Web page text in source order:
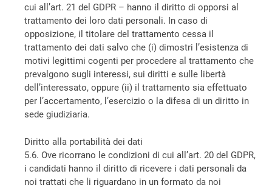
cui all’art. 21 del GDPR – hanno il diritto di opporsi al
trattamento dei loro dati personali. In caso di
opposizione, il titolare del trattamento cessa il
trattamento dei dati salvo che (i) dimostri l’esistenza di
motivi legittimi cogenti per procedere al trattamento che
prevalgono sugli interessi, sui diritti e sulle libertà
dell’interessato, oppure (ii) il trattamento sia effettuato
per l’accertamento, l’esercizio o la difesa di un diritto in
sede giudiziaria.
Diritto alla portabilità dei dati
5.6. Ove ricorrano le condizioni di cui all’art. 20 del GDPR,
i candidati hanno il diritto di ricevere i dati personali da
noi trattati che li riguardano in un formato da noi